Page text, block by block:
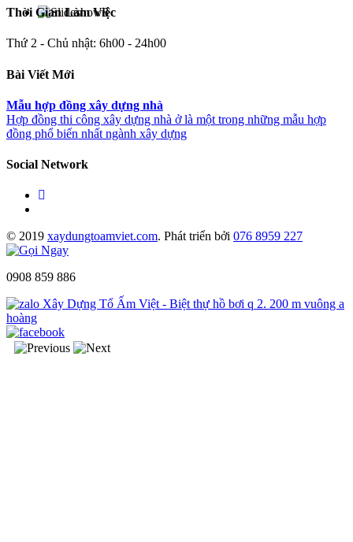
Thời Gian Làm Việc
Thứ 2 - Chủ nhật: 6h00 - 24h00
Bài Viết Mới
Mẫu hợp đồng xây dựng nhà
Hợp đồng thi công xây dựng nhà ở là một trong những mẫu hợp
đồng phổ biến nhất ngành xây dựng
Social Network
© 2019 xaydungtoamviet.com. Phát triển bởi 076 8959 227
0908 859 886